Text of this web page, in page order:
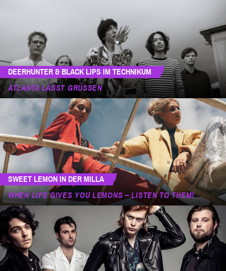
DEERHUNTER & BLACK LIPS IM TECHNIKUM
ATLANTA LÄSST GRÜSSEN
SWEET LEMON IN DER MILLA
WHEN LIFE GIVES YOU LEMONS – LISTEN TO THEM!